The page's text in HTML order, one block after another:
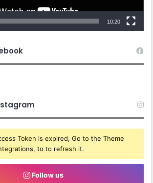
10:20
Token is expired, Go to the Theme
to to refresh it.
Follow us